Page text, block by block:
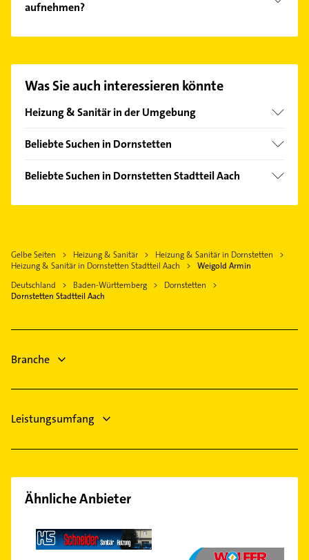
aufnehmen?
finden Sie alleKontaktdaten.
Was Sie auch interessieren könnte
Heizung & Sanitär in der Umgebung
Freudenstadt
Pfalzgrafenweiler
Alpirsbach
Altensteig Württemberg
Sulz am Neckar
Beliebte Suchen in Dornstetten
Maler
Gebäudereinigung
Arzt
Elektroinstallation
Elektriker
Beliebte Suchen in Dornstetten Stadtteil Aach
Gelbe Seiten Heizung & Sanitär
Heizung & Sanitär in Dornstetten
Heizung & Sanitär in Dornstetten Stadtteil Aach
Weigold Armin
Deutschland
Baden-Württemberg
Dornstetten
Dornstetten Stadtteil Aach
Branche
Leistungsumfang
Ähnliche Anbieter